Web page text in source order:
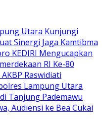
Utara Kunjungi
Sinergi Jaga Kamtibma
KEDIRI Mengucapkan
RI Ke-80
Raswidiati
Lampung Utara
Tanjung Pademawu
Audiensi ke Bea Cukai